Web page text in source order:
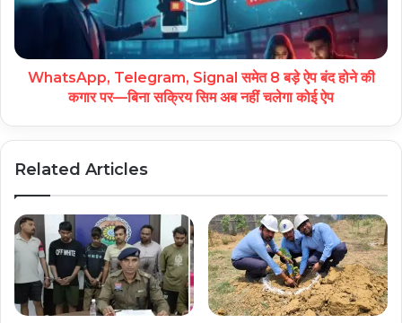
WhatsApp, Telegram, Signal समेत 8 बड़े ऐप बंद होने की
कगार पर—बिना सक्रिय सिम अब नहीं चलेगा कोई ऐप
Related Articles